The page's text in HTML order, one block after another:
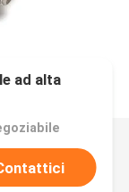
ad alta